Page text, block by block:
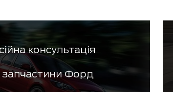
консультація
запчастини Форд